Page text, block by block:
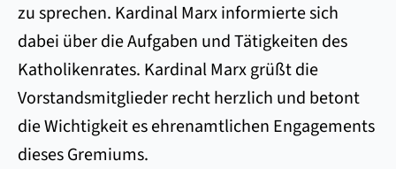
zu sprechen. Kardinal Marx informierte sich
dabei über die Aufgaben und Tätigkeiten des
Katholikenrates. Kardinal Marx grüßt die
Vorstandsmitglieder recht herzlich und betont
die Wichtigkeit es ehrenamtlichen Engagements
dieses Gremiums.